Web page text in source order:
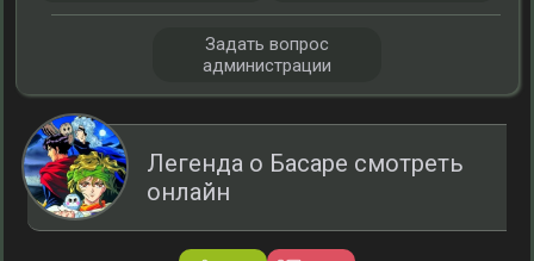
Легенда о Басаре смотреть
онлайн
Задать вопрос
администрации